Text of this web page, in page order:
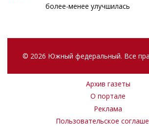
более-менее улучшилась
© 2026 Южный федеральный. Все
Архив газеты
О портале
Реклама
Пользовательское